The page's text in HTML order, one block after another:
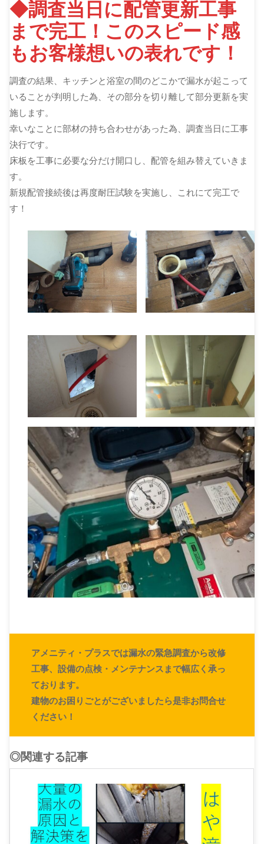
◆調査当日に配管更新工事
まで完工！このスピード感
もお客様想いの表れです！
調査の結果、キッチンと浴室の間のどこかで漏水が起こって
いることが判明した為、その部分を切り離して部分更新を実
施します。
幸いなことに部材の持ち合わせがあった為、調査当日に工事
決行です。
床板を工事に必要な分だけ開口し、配管を組み替えていきま
す。
新規配管接続後は再度耐圧試験を実施し、これにて完工で
す！
アメニティ・プラスでは漏水の緊急調査から改修
工事、設備の点検・メンテナンスまで幅広く承っ
ております。
建物のお困りごとがございましたら是非お問合せ
ください！
◎関連する記事